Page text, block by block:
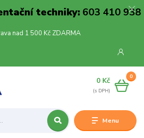
techniky:603 410 938
nad 1 500 Kč ZDARMA
Menu
0
0 Kč